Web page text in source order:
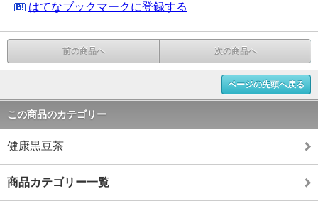
はてなブックマークに登録する
前の商品へ 次の商品へ
ページの先頭へ戻る
この商品のカテゴリー
健康黒豆茶
商品カテゴリー一覧